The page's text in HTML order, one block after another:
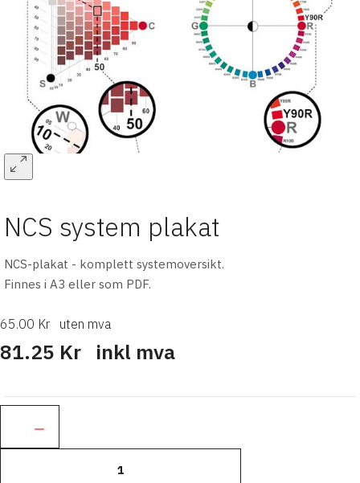
NCS system plakat
NCS-plakat - komplett systemoversikt.
Finnes i A3 eller som PDF.
65.00 Kr uten mva
81.25 Kr inkl mva